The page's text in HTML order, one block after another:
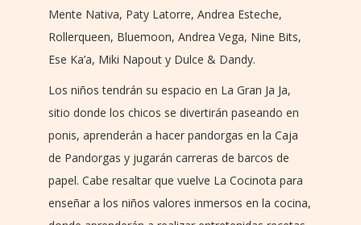
Mente Nativa, Paty Latorre, Andrea Esteche,
Rollerqueen, Bluemoon, Andrea Vega, Nine Bits,
Ese Ka’a, Miki Napout y Dulce & Dandy.
Los niños tendrán su espacio en La Gran Ja Ja,
sitio donde los chicos se divertirán paseando en
ponis, aprenderán a hacer pandorgas en la Caja
de Pandorgas y jugarán carreras de barcos de
papel. Cabe resaltar que vuelve La Cocinota para
enseñar a los niños valores inmersos en la cocina,